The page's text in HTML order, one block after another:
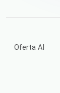
Oferta AI